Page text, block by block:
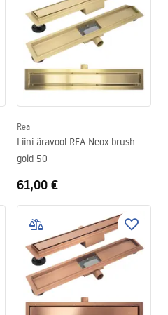
Rea
Liini äravool REA Neox brush
gold 50
61,00 €